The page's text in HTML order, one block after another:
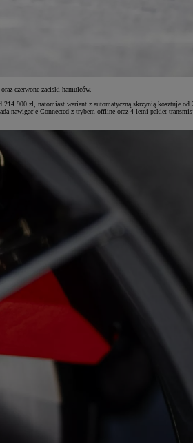
czerwone zaciski hamulców.
900 zł, natomiast wariant z automatyczną skrzynią kosztuje od
nawigację Connected z trybem offline oraz 4-letni pakiet